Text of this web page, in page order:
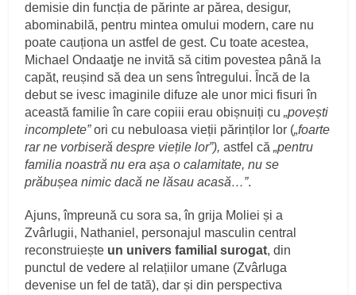
demisie din funcția de părinte ar părea, desigur,
abominabilă, pentru mintea omului modern, care nu
poate cauționa un astfel de gest. Cu toate acestea,
Michael Ondaatje ne invită să citim povestea până la
capăt, reușind să dea un sens întregului. Încă de la
debut se ivesc imaginile difuze ale unor mici fisuri în
această familie în care copiii erau obișnuiți cu„povești
incomplete”ori cu nebuloasa vieții părinților lor („foarte
rar ne vorbiseră despre viețile lor”),astfel că „pentru
familia noastră nu era așa o calamitate, nu se
prăbușea nimic dacă ne lăsau acasă…”.
Ajuns, împreună cu sora sa, în grija Moliei și a
Zvârlugii, Nathaniel, personajul masculin central
reconstruiește un univers familial surogat, din
punctul de vedere al relațiilor umane (Zvârluga
devenise un fel de tată), dar și din perspectiva